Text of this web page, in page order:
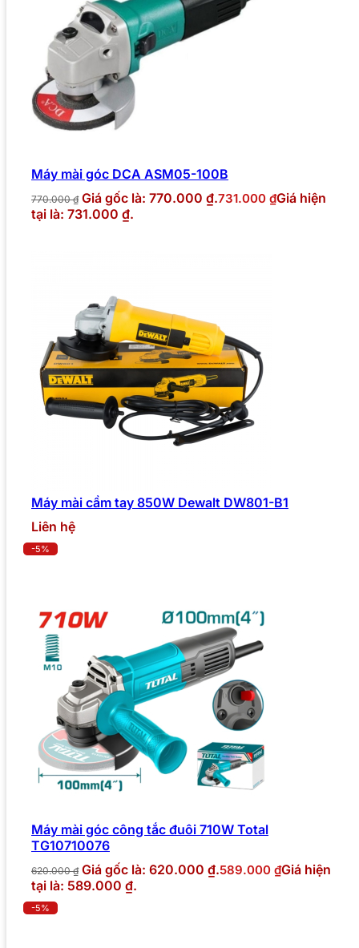
Máy mài góc DCA ASM05-100B
770.000₫ Giá gốc là: 770.000 ₫.731.000 ₫Giá hiện
tại là: 731.000 ₫.
Máy mài cầm tay 850W Dewalt DW801-B1
Liên hệ
-5%
Máy mài góc công tắc đuôi 710W Total
TG10710076
620.000₫ Giá gốc là: 620.000 ₫.589.000 ₫Giá hiện
tại là: 589.000 ₫.
-5%